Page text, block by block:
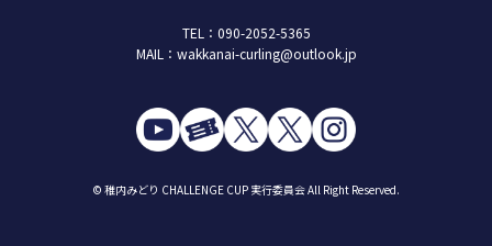
TEL：090-2052-5365
MAIL：wakkanai-curling@outlook.jp
© 稚内みどり CHALLENGE CUP 実行委員会 All Right Reserved.